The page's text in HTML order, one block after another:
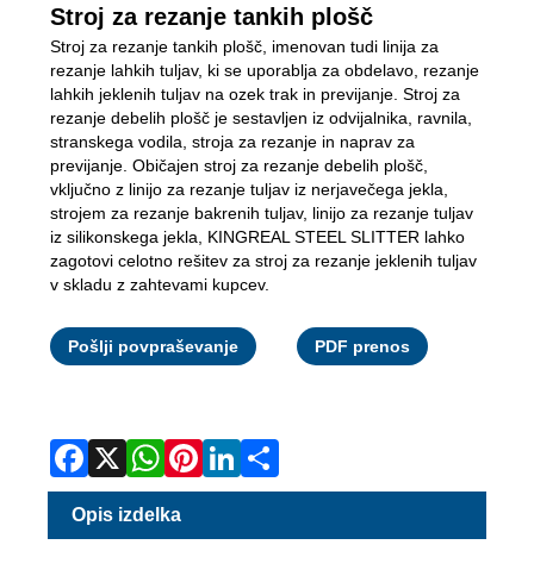
Stroj za rezanje tankih plošč
Stroj za rezanje tankih plošč, imenovan tudi linija za
rezanje lahkih tuljav, ki se uporablja za obdelavo, rezanje
lahkih jeklenih tuljav na ozek trak in previjanje. Stroj za
rezanje debelih plošč je sestavljen iz odvijalnika, ravnila,
stranskega vodila, stroja za rezanje in naprav za
previjanje. Običajen stroj za rezanje debelih plošč,
vključno z linijo za rezanje tuljav iz nerjavečega jekla,
strojem za rezanje bakrenih tuljav, linijo za rezanje tuljav
iz silikonskega jekla, KINGREAL STEEL SLITTER lahko
zagotovi celotno rešitev za stroj za rezanje jeklenih tuljav
v skladu z zahtevami kupcev.
Pošlji povpraševanje PDF prenos
Opis izdelka